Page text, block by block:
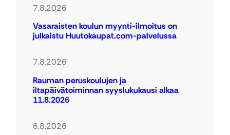
7.8.2026
Vasaraisten koulun myynti-ilmoitus on
julkaistu Huutokaupat.com-palvelussa
7.8.2026
Rauman peruskoulujen ja
iltapäivätoiminnan syyslukukausi alkaa
11.8.2026
6.8.2026